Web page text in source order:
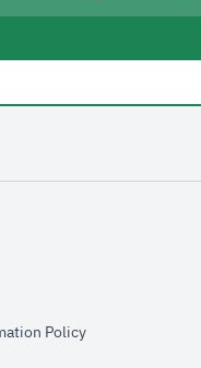
in new window
in new window
Policyopens in new